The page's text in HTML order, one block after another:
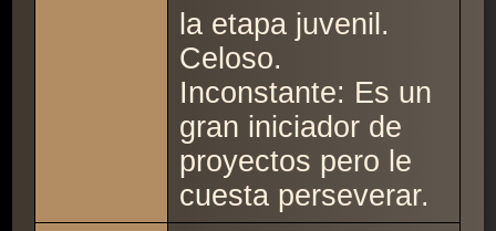
la etapa juvenil.
Celoso.
Inconstante: Es un
gran iniciador de
proyectos pero le
cuesta perseverar.